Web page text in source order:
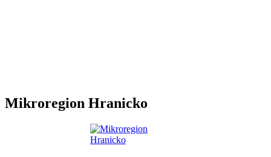
Mikroregion Hranicko